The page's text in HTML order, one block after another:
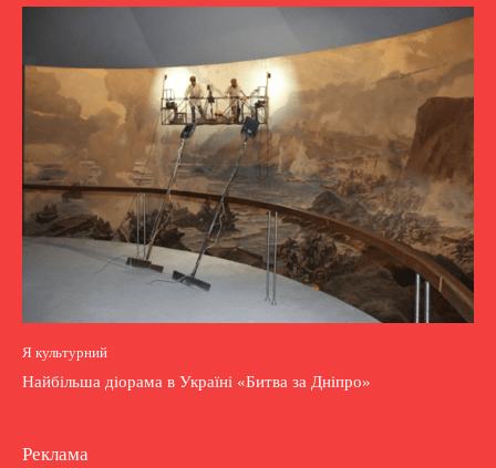
Я культурний
Найбільша діорама в Україні «Битва за Дніпро»
Реклама